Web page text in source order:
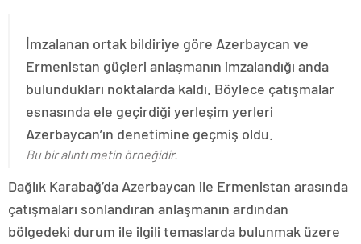
İmzalanan ortak bildiriye göre Azerbaycan ve
Ermenistan güçleri anlaşmanın imzalandığı anda
bulundukları noktalarda kaldı. Böylece çatışmalar
esnasında ele geçirdiği yerleşim yerleri
Azerbaycan’ın denetimine geçmiş oldu.
Bu bir alıntı metin örneğidir.
Dağlık Karabağ’da Azerbaycan ile Ermenistan arasında
çatışmaları sonlandıran anlaşmanın ardından
bölgedeki durum ile ilgili temaslarda bulunmak üzere